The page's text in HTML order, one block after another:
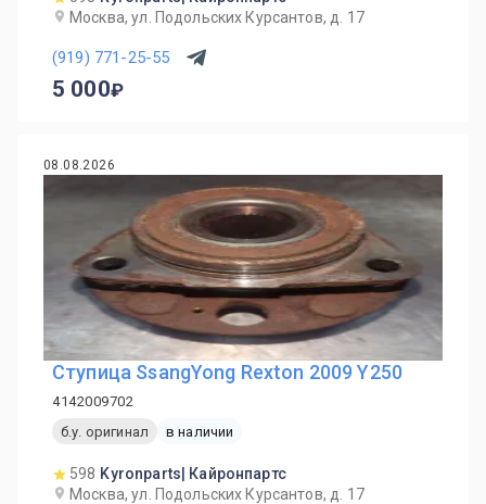
Москва, ул. Подольских Курсантов, д. 17
(919) 771-25-55
5 000
08.08.2026
Ступица SsangYong Rexton 2009 Y250
4142009702
б.у. оригинал
в наличии
598 Kyronparts| Кайронпартс
Москва, ул. Подольских Курсантов, д. 17